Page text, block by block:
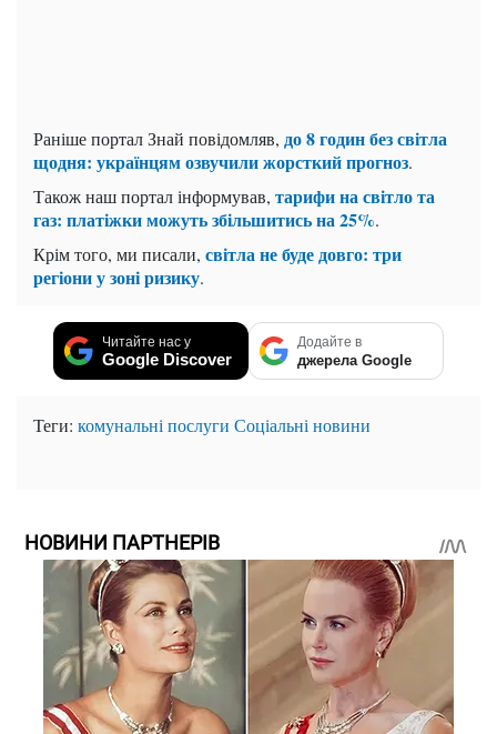
Раніше портал Знай повідомляв, до 8 годин без світла
щодня: українцям озвучили жорсткий прогноз.
Також наш портал інформував, тарифи на світло та
газ: платіжки можуть збільшитись на 25%.
Крім того, ми писали, світла не буде довго: три
регіони у зоні ризику.
Читайте нас у
Google Discover
Додайте в
джерела Google
Теги: комунальні послуги Соціальні новини
НОВИНИ ПАРТНЕРІВ